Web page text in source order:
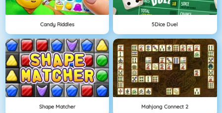
Candy Riddles 5Dice Duel
Shape Matcher Mahjong Connect 2